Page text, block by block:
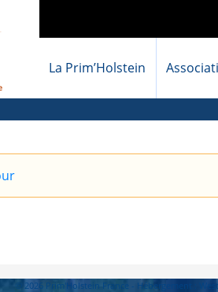
La Prim’Holstein
© 2026 Prim'Holstein France - Hébergement :